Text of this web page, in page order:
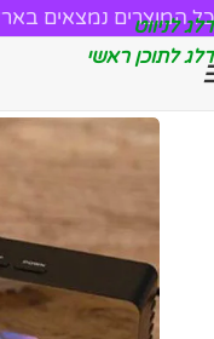
דלג לניווט
דלג לתוכן ראשי
כל המוצרים נמצאים